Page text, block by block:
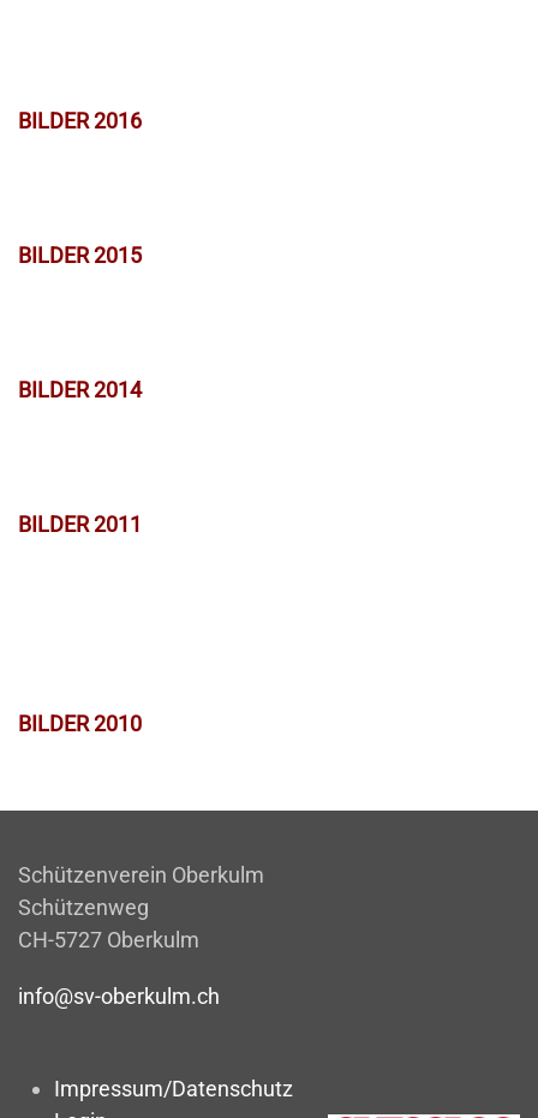
BILDER 2016
BILDER 2015
BILDER 2014
BILDER 2011
BILDER 2010
Schützenverein Oberkulm
Schützenweg
CH-5727 Oberkulm
info@sv-oberkulm.ch
Impressum/Datenschutz